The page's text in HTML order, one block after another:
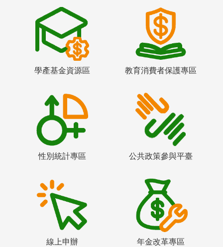
學產基金資源區 教育消費者保護專區
性別統計專區 公共政策參與平臺
線上申辦 年金改革專區